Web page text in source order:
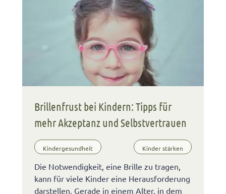
Brillenfrust bei Kindern: Tipps für
mehr Akzeptanz und Selbstvertrauen
Kindergesundheit Kinder stärken
Die Notwendigkeit, eine Brille zu tragen,
kann für viele Kinder eine Herausforderung
darstellen. Gerade in einem Alter, in dem